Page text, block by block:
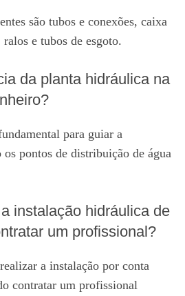
são tubos e conexões, caixa
e tubos de esgoto.
da planta hidráulica na
para guiar a
pontos de distribuição de água
instalação hidráulica de
um profissional?
a instalação por conta
contratar um profissional